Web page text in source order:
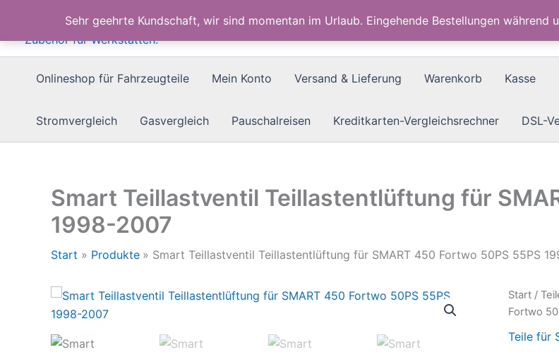
Sehr geehrte Kundschaft, wir sind momentan im Urlaub. Eingehende Bestellungen
springen
Onlineshop für Fahrzeugteile Mein Konto Versand & Lieferung Warenkorb Kasse
Stromvergleich Gasvergleich Pauschalreisen Kreditkarten-Vergleichsrechner DSL-
Smart Teillastventil Teillastentlüftung für
1998-2007
Start Produkte Smart Teillastventil Teillastentlüftung für SMART 450 Fortwo 50PS 55PS
Start /
Fortwo
Teile für